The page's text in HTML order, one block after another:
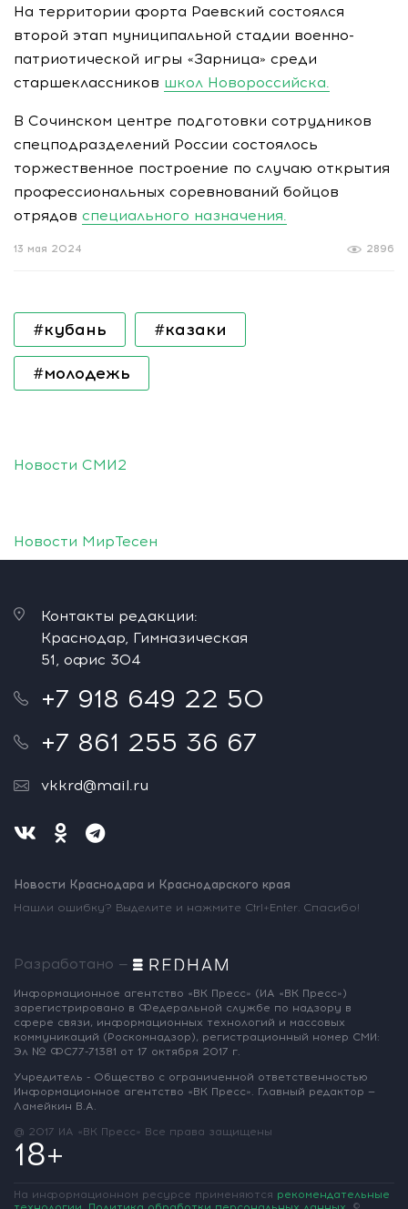
На территории форта Раевский состоялся
второй этап муниципальной стадии военно-
патриотической игры «Зарница» среди
старшеклассников школ Новороссийска.
В Cочинском центре подготовки сотрудников
спецподразделений России состоялось
торжественное построение по случаю открытия
профессиональных соревнований бойцов
отрядов специального назначения.
2896
13 мая 2024
#кубань #казаки
#молодежь
Новости СМИ2
Новости МирТесен
Контакты редакции:
Краснодар, Гимназическая
51, офис 304
+7 918 649 22 50
+7 861 255 36 67
vkkrd@mail.ru
Новости Краснодара и Краснодарского края
Нашли ошибку? Выделите и нажмите Ctrl+Enter. Спасибо!
Разработано —
Информационное агентство «ВК Пресс» (ИА «ВК Пресс»)
зарегистрировано в Федеральной службе по надзору в
сфере связи, информационных технологий и массовых
коммуникаций (Роскомнадзор), регистрационный номер СМИ:
Эл № ФС77-71381 от 17 октября 2017 г.
Учредитель - Общество с ограниченной ответственностью
Информационное агентство «ВК Пресс». Главный редактор —
Ламейкин В.А.
@ 2017 ИА «ВК Пресс» Все права защищены
18+
На информационном ресурсе применяются рекомендательные